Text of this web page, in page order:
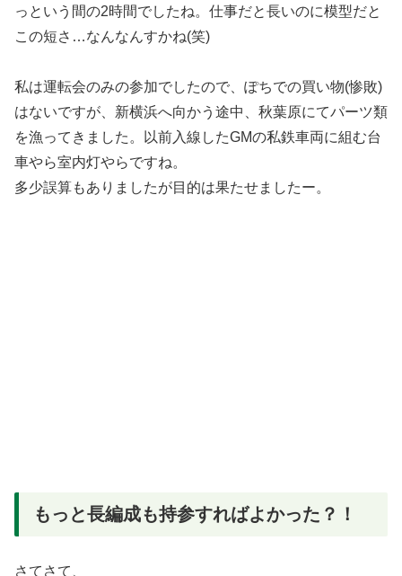
っという間の2時間でしたね。仕事だと長いのに模型だと
この短さ…なんなんすかね(笑)
私は運転会のみの参加でしたので、ぽちでの買い物(惨敗)
はないですが、新横浜へ向かう途中、秋葉原にてパーツ類
を漁ってきました。以前入線したGMの私鉄車両に組む台
車やら室内灯やらですね。
多少誤算もありましたが目的は果たせましたー。
もっと長編成も持参すればよかった？！
さてさて、